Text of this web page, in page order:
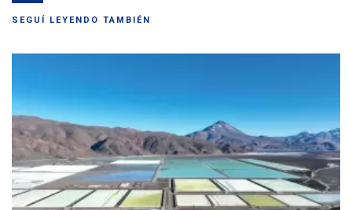
SEGUÍ LEYENDO TAMBIÉN